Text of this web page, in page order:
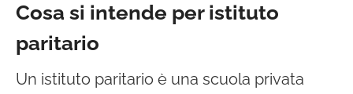
Cosa si intende per istituto
paritario
Un istituto paritario è una scuola privata